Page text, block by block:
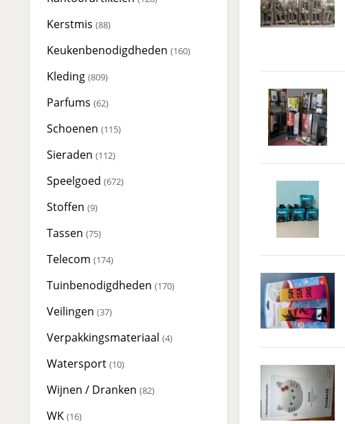
Kerstmis (88)
Keukenbenodigdheden (160)
Kleding (809)
Parfums (62)
Schoenen (115)
Sieraden (112)
Speelgoed (672)
Stoffen (9)
Tassen (75)
Telecom (174)
Tuinbenodigdheden (170)
Veilingen (37)
Verpakkingsmateriaal (4)
Watersport (10)
Wijnen / Dranken (82)
WK (16)